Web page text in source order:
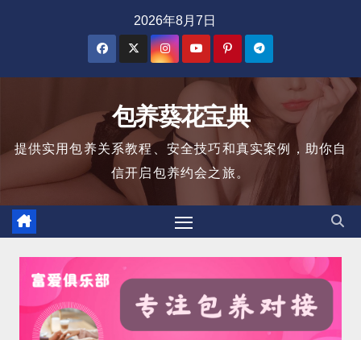
2026年8月7日
包养葵花宝典
提供实用包养关系教程、安全技巧和真实案例，助你自
信开启包养约会之旅。